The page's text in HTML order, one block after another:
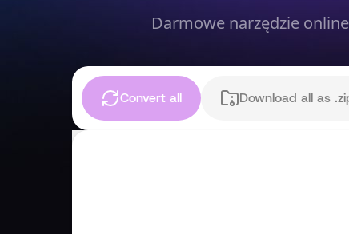
Darmowe narzędzie